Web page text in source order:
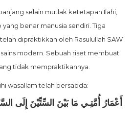
selain mutlak ketetapan Ilahi,
benar manusia sendiri. Tiga
dipraktikkan oleh Rasulullah SAW
modern. Sebuah riset membuat
tidak mempraktikannya.
wasallam telah bersabda:
أَعْمَارُ أُمَّتِـي مَا بَيْنَ السِّتِّيْنَ إِلَى